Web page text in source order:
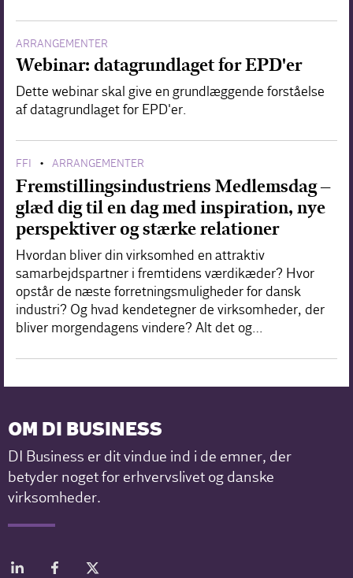
ARRANGEMENTER
Webinar: datagrundlaget for EPD'er
Dette webinar skal give en grundlæggende forståelse
af datagrundlaget for EPD'er.
FFI • ARRANGEMENTER
Fremstillingsindustriens Medlemsdag –
glæd dig til en dag med inspiration, nye
perspektiver og stærke relationer
Hvordan bliver din virksomhed en attraktiv
samarbejdspartner i fremtidens værdikæder? Hvor
opstår de næste forretningsmuligheder for dansk
industri? Og hvad kendetegner de virksomheder, der
bliver morgendagens vindere? Alt det og…
OM DI BUSINESS
DI Business er dit vindue ind i de emner, der
betyder noget for erhvervslivet og danske
virksomheder.